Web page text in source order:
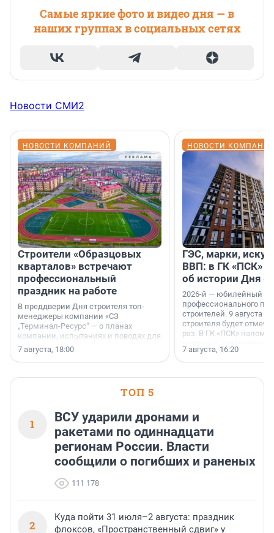
Самые яркие фото и видео дня — в
наших группах в социальных сетях
Новости СМИ2
НОВОСТИ КОМПАНИЙ
Строители «Образцовых
кварталов» встречают
профессиональный
праздник на работе
В преддверии Дня строителя топ-
менеджеры компании «СЗ
„Терминал-Ресурс“ — о планах
компании, испытаниях и поводах для
осторожного оптимизма.
7 августа, 18:00
НОВОСТИ
ГЭС, марки,
ВВП: в ГК «ПСК»
об истории Дня
2026-й — юбилейный
профессионального
строителей. 9 августа
строителя будет
раз. В ГК «ПСК»
поменялась роль
7 августа, 16:20
ТОП 5
1
ВСУ ударили дронами и
ракетами по одиннадцати
регионам России. Власти
сообщили о погибших и раненых
111 178
2
Куда пойти 31 июля–2 августа: праздник
флоксов, «Пространственный сдвиг» у